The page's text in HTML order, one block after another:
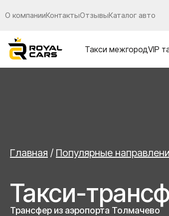
О компанииКонтактыОтзывыКаталог авто
Такси межгородVIP
Главная / Популярные
Такси-
Трансфер из аэропорта Толмачево